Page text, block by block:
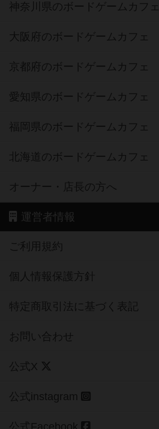
神奈川県のボードゲームカフェ
大阪府のボードゲームカフェ
京都府のボードゲームカフェ
愛知県のボードゲームカフェ
福岡県のボードゲームカフェ
北海道のボードゲームカフェ
オーナー・店長の方へ
運営者情報
ご利用規約
個人情報保護方針
特定商取引法に基づく表記
お問い合わせ
公式X
公式instagram